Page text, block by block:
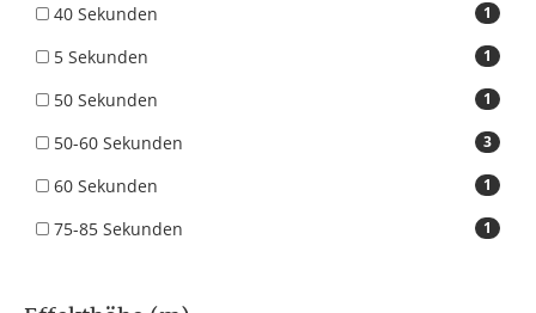
1
40 Sekunden
1
5 Sekunden
1
50 Sekunden
3
50-60 Sekunden
1
60 Sekunden
1
75-85 Sekunden